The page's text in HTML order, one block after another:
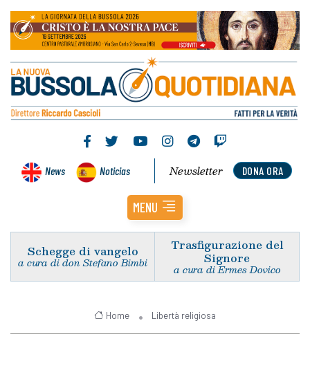
News Noticias DONA ORA
Newsletter
MENU
Schegge di vangelo
a cura di don Stefano Bimbi
Trasfigurazione del
Signore
a cura di Ermes Dovico
Home Libertà religiosa